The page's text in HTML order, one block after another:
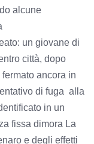
alcune
un giovane di
città, dopo
fermato ancora in
di fuga alla
in un
fissa dimora La
e degli effetti